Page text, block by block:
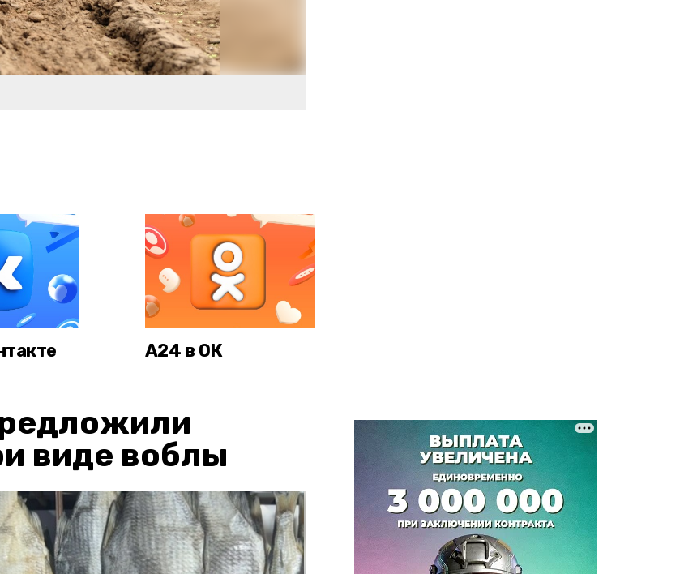
А24 в ОК
виде воблы